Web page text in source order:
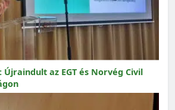
Újraindult az EGT és Norvég Civil